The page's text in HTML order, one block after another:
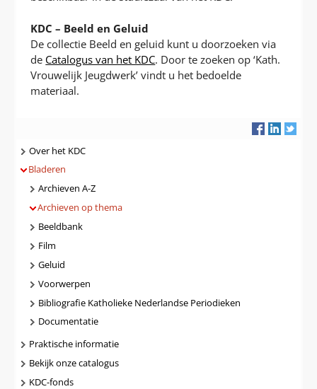
KDC – Beeld en Geluid
De collectie Beeld en geluid kunt u doorzoeken via
de Catalogus van het KDC. Door te zoeken op ‘Kath.
Vrouwelijk Jeugdwerk’ vindt u het bedoelde
materiaal.
Navigatie
Over het KDC
Bladeren
Archieven A-Z
Archieven op thema
Beeldbank
Film
Geluid
Voorwerpen
Bibliografie Katholieke Nederlandse Periodieken
Documentatie
Praktische informatie
Bekijk onze catalogus
KDC-fonds